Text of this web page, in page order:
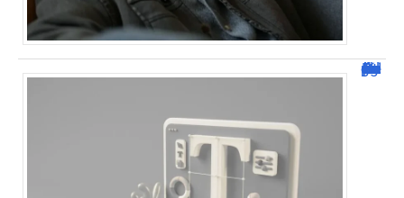
Dafont Police : guide complet pour télécharger !